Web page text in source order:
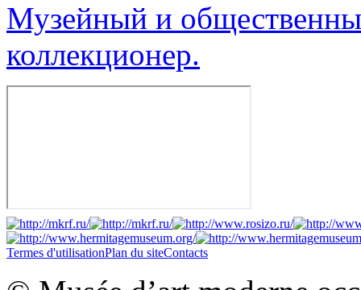
Музейный и
коллекционер.
Termes d'utilisationPlan du siteContacts